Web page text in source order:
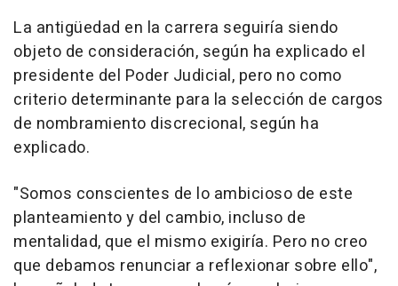
La antigüedad en la carrera seguiría siendo
objeto de consideración, según ha explicado el
presidente del Poder Judicial, pero no como
criterio determinante para la selección de cargos
de nombramiento discrecional, según ha
explicado.
"Somos conscientes de lo ambicioso de este
planteamiento y del cambio, incluso de
mentalidad, que el mismo exigiría. Pero no creo
que debamos renunciar a reflexionar sobre ello",